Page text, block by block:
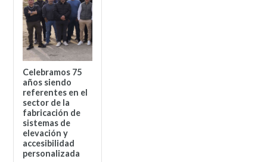
Celebramos 75
años siendo
referentes en el
sector de la
fabricación de
sistemas de
elevación y
accesibilidad
personalizada